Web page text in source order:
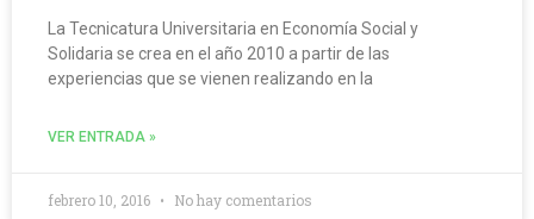
La Tecnicatura Universitaria en Economía Social y
Solidaria se crea en el año 2010 a partir de las
experiencias que se vienen realizando en la
VER ENTRADA »
febrero 10, 2016 No hay comentarios